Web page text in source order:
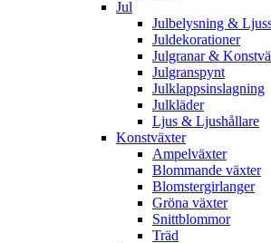
Jul
Julbelysning &
Juldekorationer
Julgranar &
Julgranspynt
Julklappsinslagning
Julkläder
Ljus & Ljushållare
Konstväxter
Ampelväxter
Blommande växter
Blomstergirlanger
Gröna växter
Snittblommor
Träd